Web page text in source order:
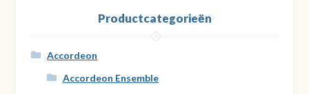
Productcategorieën
Accordeon
Accordeon Ensemble